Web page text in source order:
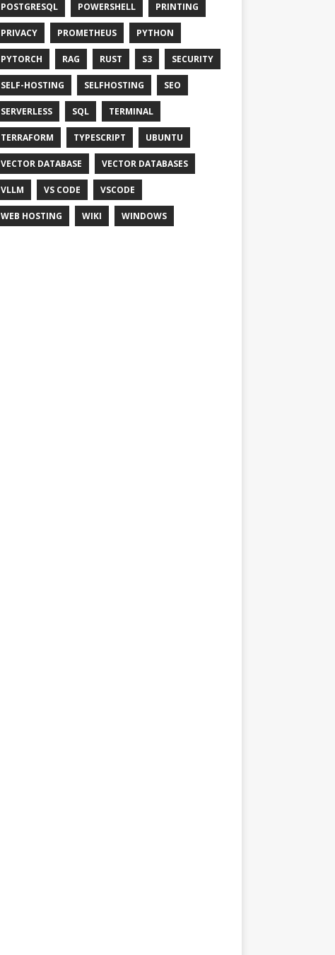
POSTGRESQL POWERSHELL PRINTING
PRIVACY PROMETHEUS PYTHON
PYTORCH RAG RUST S3 SECURITY
SELF-HOSTING SELFHOSTING SEO
SERVERLESS SQL TERMINAL
TERRAFORM TYPESCRIPT UBUNTU
VECTOR DATABASE VECTOR DATABASES
VLLM VS CODE VSCODE
WEB HOSTING WIKI WINDOWS